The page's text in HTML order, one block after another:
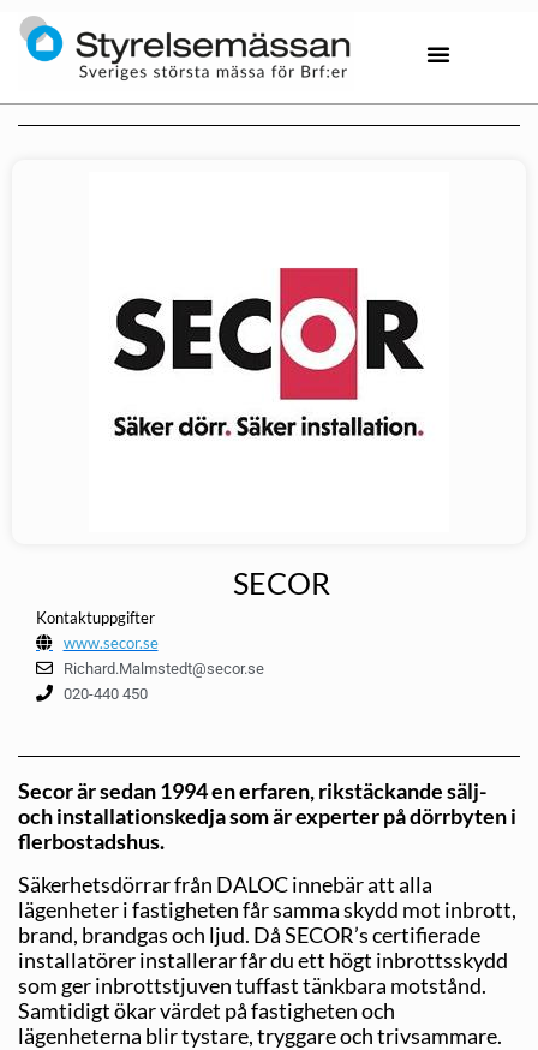
SECOR
Kontaktuppgifter
www.secor.se
Richard.Malmstedt@secor.se
020-440 450
Secor är sedan 1994 en erfaren, rikstäckande sälj-
och installationskedja som är experter på dörrbyten i
flerbostadshus.
Säkerhetsdörrar från DALOC innebär att alla
lägenheter i fastigheten får samma skydd mot inbrott,
brand, brandgas och ljud. Då SECOR’s certifierade
installatörer installerar får du ett högt inbrottsskydd
som ger inbrottstjuven tuffast tänkbara motstånd.
Samtidigt ökar värdet på fastigheten och
lägenheterna blir tystare, tryggare och trivsammare.